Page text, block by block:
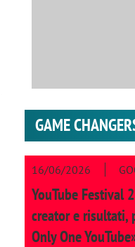
GAME
16/06/2026
YouTube Festival
creator e risultati,
Only One